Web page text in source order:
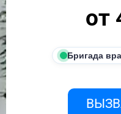
от
Бригада